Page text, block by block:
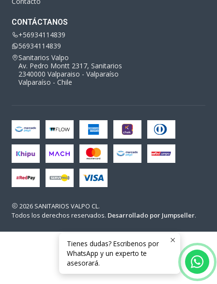
CONTÁCTANOS
+56934114839
56934114839
Sanitarios Valpo
Av. Pedro Montt 2317, Sanitarios
2340000 Valparaiso - Valparaíso
Valparaíso - Chile
2026 SANITARIOS VALPO CL.
Todos los derechos reservados. Desarrollado por Jumpseller.
Tienes dudas? Escribenos por
WhatsApp y un experto te
asesorará.